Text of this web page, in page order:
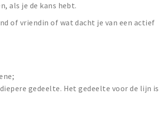
als je de kans hebt.
of vriendin of wat dacht je van een actief
gedeelte. Het gedeelte voor de lijn is